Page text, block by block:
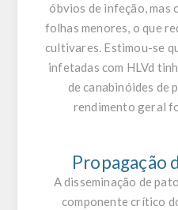
óbvios de infeção, mas
folhas menores, o que
cultivares. Estimou-se
infetadas com HLVd
de canabinóides de
rendimento geral
Propagação
A disseminação de
componente crítico